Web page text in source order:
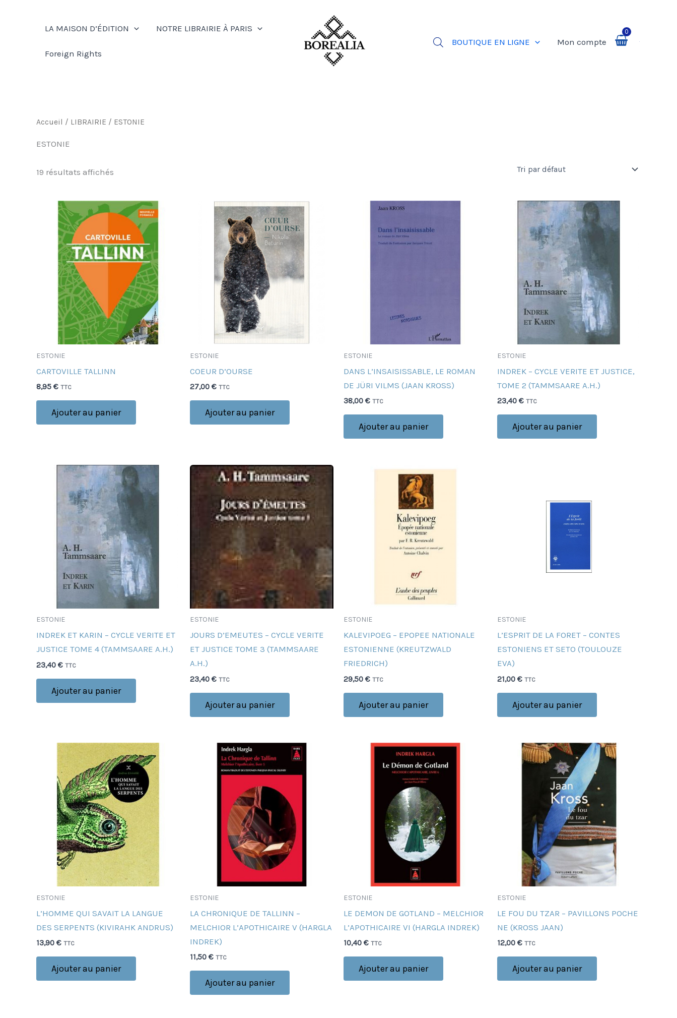
LA MAISON D’ÉDITION NOTRE LIBRAIRIE À PARIS
Foreign Rights
BOUTIQUE EN LIGNE Mon compte
0
Accueil / LIBRAIRIE / ESTONIE
ESTONIE
19 résultats affichés
ESTONIE
CARTOVILLE TALLINN
8,95 € TTC
Ajouter au panier
ESTONIE
COEUR D’OURSE
27,00 € TTC
Ajouter au panier
ESTONIE
DANS L’INSAISISSABLE, LE ROMAN
DE JÜRI VILMS (JAAN KROSS)
38,00 € TTC
Ajouter au panier
ESTONIE
INDREK – CYCLE VERITE ET JUSTICE,
TOME 2 (TAMMSAARE A.H.)
23,40 € TTC
Ajouter au panier
ESTONIE
INDREK ET KARIN – CYCLE VERITE ET
JUSTICE TOME 4 (TAMMSAARE A.H.)
23,40 € TTC
Ajouter au panier
ESTONIE
JOURS D’EMEUTES – CYCLE VERITE
ET JUSTICE TOME 3 (TAMMSAARE
A.H.)
23,40 € TTC
Ajouter au panier
ESTONIE
KALEVIPOEG – EPOPEE NATIONALE
ESTONIENNE (KREUTZWALD
FRIEDRICH)
29,50 € TTC
Ajouter au panier
ESTONIE
L’ESPRIT DE LA FORET – CONTES
ESTONIENS ET SETO (TOULOUZE
EVA)
21,00 € TTC
Ajouter au panier
ESTONIE
L’HOMME QUI SAVAIT LA LANGUE
DES SERPENTS (KIVIRAHK ANDRUS)
13,90 € TTC
Ajouter au panier
ESTONIE
LA CHRONIQUE DE TALLINN –
MELCHIOR L’APOTHICAIRE V (HARGLA
INDREK)
11,50 € TTC
Ajouter au panier
ESTONIE
LE DEMON DE GOTLAND – MELCHIOR
L’APOTHICAIRE VI (HARGLA INDREK)
10,40 € TTC
Ajouter au panier
ESTONIE
LE FOU DU TZAR – PAVILLONS POCHE
NE (KROSS JAAN)
12,00 € TTC
Ajouter au panier